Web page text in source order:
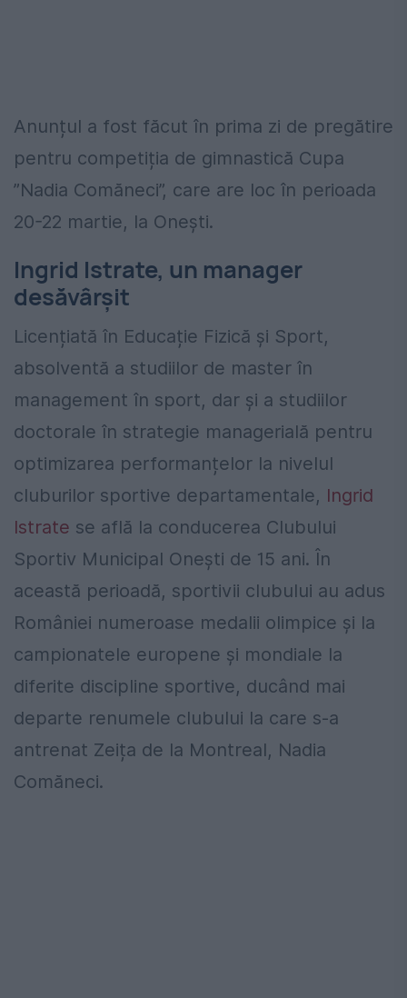
Anunțul a fost făcut în prima zi de pregătire
pentru competiția de gimnastică Cupa
”Nadia Comăneci”, care are loc în perioada
20-22 martie, la Onești.
Ingrid Istrate, un manager
desăvârșit
Licențiată în Educație Fizică și Sport,
absolventă a studiilor de master în
management în sport, dar și a studiilor
doctorale în strategie managerială pentru
optimizarea performanțelor la nivelul
cluburilor sportive departamentale, Ingrid
Istrate se află la conducerea Clubului
Sportiv Municipal Onești de 15 ani. În
această perioadă, sportivii clubului au adus
României numeroase medalii olimpice și la
campionatele europene și mondiale la
diferite discipline sportive, ducând mai
departe renumele clubului la care s-a
antrenat Zeița de la Montreal, Nadia
Comăneci.